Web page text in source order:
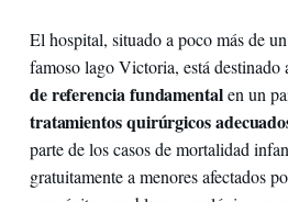
El hospital, situado a poco más de
famoso lago Victoria, está destinado
de referencia fundamentalen un
tratamientos quirúrgicos
parte de los casos de mortalidad
gratuitamente a menores afectados